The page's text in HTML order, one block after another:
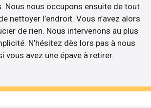
Nous nous occupons ensuite de tout
nettoyer l’endroit. Vous n’avez alors
de rien. Nous intervenons au plus
N’hésitez dès lors pas à nous
vous avez une épave à retirer.